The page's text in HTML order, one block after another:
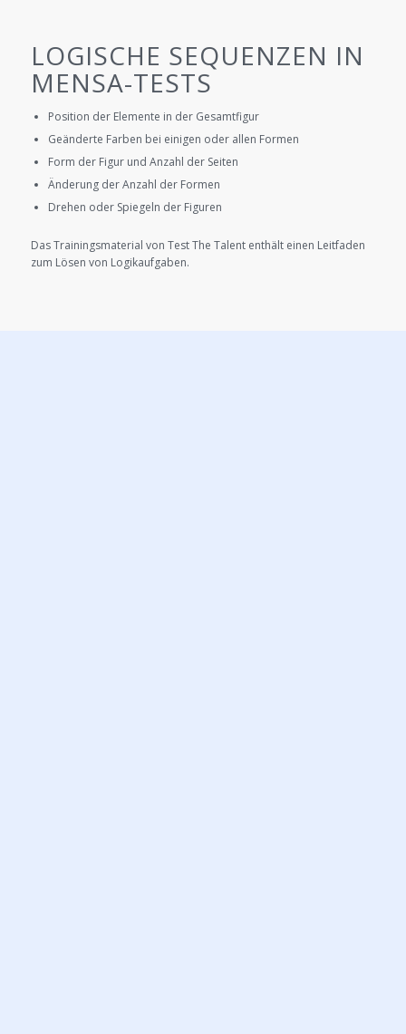
LOGISCHE SEQUENZEN IN
MENSA-TESTS
Position der Elemente in der Gesamtfigur
Geänderte Farben bei einigen oder allen Formen
Form der Figur und Anzahl der Seiten
Änderung der Anzahl der Formen
Drehen oder Spiegeln der Figuren
Das Trainingsmaterial von Test The Talent enthält einen Leitfaden
zum Lösen von Logikaufgaben.